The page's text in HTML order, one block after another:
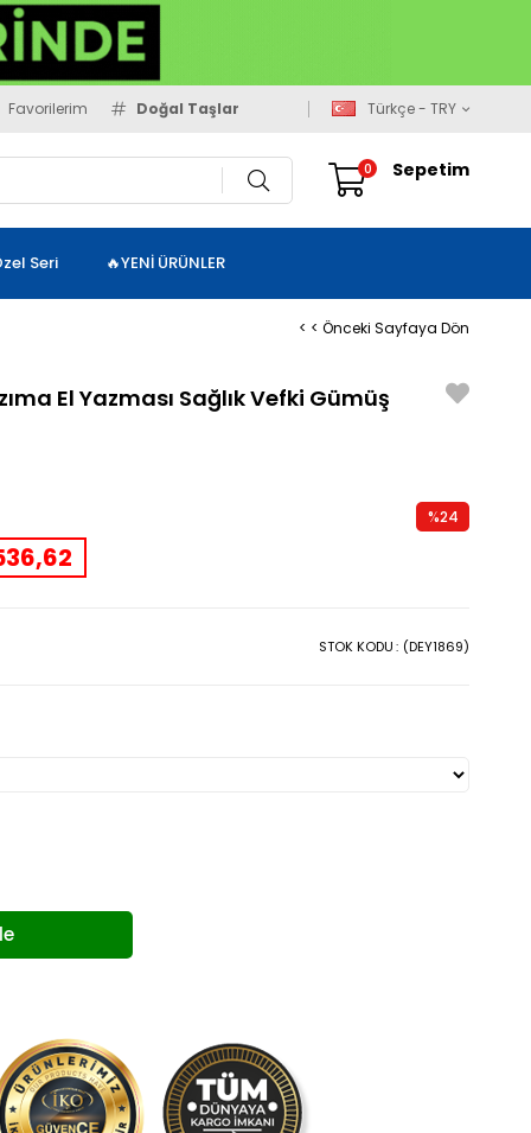
Favorilerim Doğal Taşlar Türkçe - TRY
Sepetim
0
Seri 🔥YENİ ÜRÜNLER
< < Önceki Sayfaya Dön
El Yazması Sağlık Vefki Gümüş
%24
STOK KODU (DEY1869)